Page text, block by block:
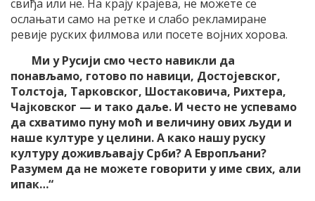
свиђа или не. На крају крајева, не можете се
ослањати само на ретке и слабо рекламиране
ревије руских филмова или посете војних хорова.
Ми у Русији смо често навикли да
понављамо, готово по навици, Достојевског,
Толстоја, Тарковског, Шостаковича, Рихтера,
Чајковског — и тако даље. И често не успевамо
да схватимо пуну моћ и величину ових људи и
наше културе у целини. А како нашу руску
културу доживљавају Срби? А Европљани?
Разумем да не можете говорити у име свих, али
ипак…“